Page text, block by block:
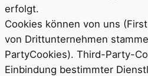
erfolgt.
Cookies können von uns
von Drittunternehmen
PartyCookies). Third-Party-
Einbindung bestimmter